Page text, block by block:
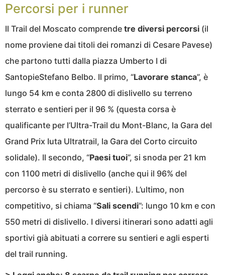
Percorsi per i runner
Il Trail del Moscato comprende tre diversi percorsi (il
nome proviene dai titoli dei romanzi di Cesare Pavese)
che partono tutti dalla piazza Umberto I di
SantopieStefano Belbo. Il primo, “Lavorare stanca”, è
lungo 54 km e conta 2800 di dislivello su terreno
sterrato e sentieri per il 96 % (questa corsa è
qualificante per l’Ultra-Trail du Mont-Blanc, la Gara del
Grand Prix Iuta Ultratrail, la Gara del Corto circuito
solidale). Il secondo, “Paesi tuoi”, si snoda per 21 km
con 1100 metri di dislivello (anche qui il 96% del
percorso è su sterrato e sentieri). L’ultimo, non
competitivo, si chiama “Sali scendi”: lungo 10 km e con
550 metri di dislivello. I diversi itinerari sono adatti agli
sportivi già abituati a correre su sentieri e agli esperti
del trail running.